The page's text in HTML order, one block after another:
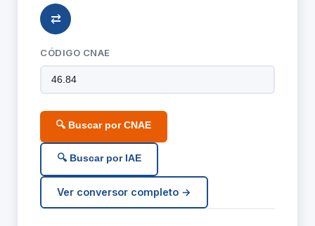
⇄
CÓDIGO CNAE
🔍 Buscar por CNAE
🔍 Buscar por IAE
Ver conversor completo →